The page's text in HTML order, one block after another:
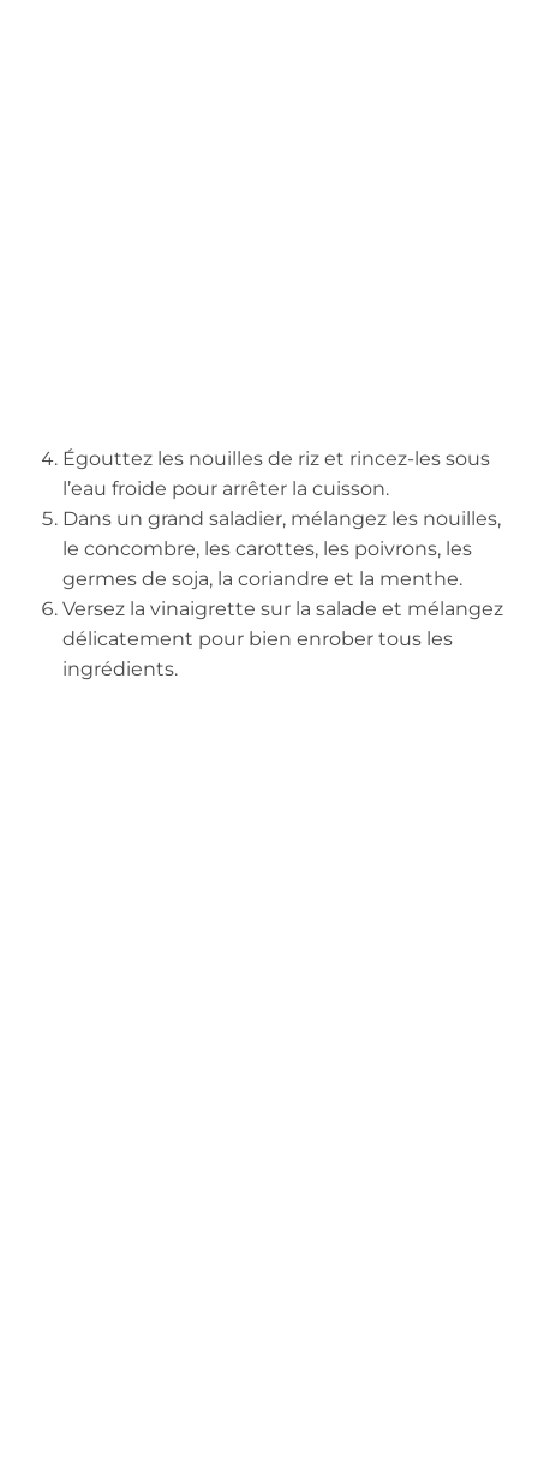
Égouttez les nouilles de riz et rincez-les sous
l’eau froide pour arrêter la cuisson.
Dans un grand saladier, mélangez les nouilles,
le concombre, les carottes, les poivrons, les
germes de soja, la coriandre et la menthe.
Versez la vinaigrette sur la salade et mélangez
délicatement pour bien enrober tous les
ingrédients.